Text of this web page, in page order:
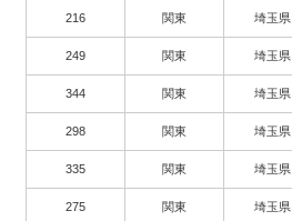
216 関東 埼玉県
249 関東 埼玉県
344 関東 埼玉県
298 関東 埼玉県
335 関東 埼玉県
275 関東 埼玉県